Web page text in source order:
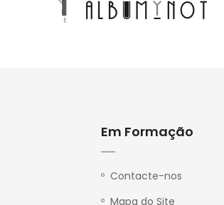
Em Formação
Contacte-nos
Mapa do Site